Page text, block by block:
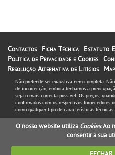
Contactos Ficha Técnica
Estatuto
Política de Privacidade e Cookies
Resolução Alternativa de Litígios
Não pretende ser exaustiva nem completa.
de incorrecção, embora tenhamos a
seja o mais correcta possível. Os preços,
confirmados com os respectivos fornecedores
como qualquer tipo de características técnicas.
O nosso website utiliza Cookies. Ao
consentir a sua